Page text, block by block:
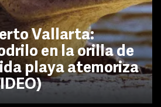
Vallarta:
en la orilla de
playa atemoriza